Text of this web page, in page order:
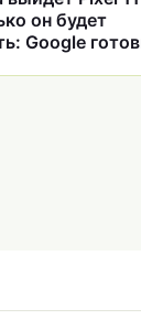
он будет
Google